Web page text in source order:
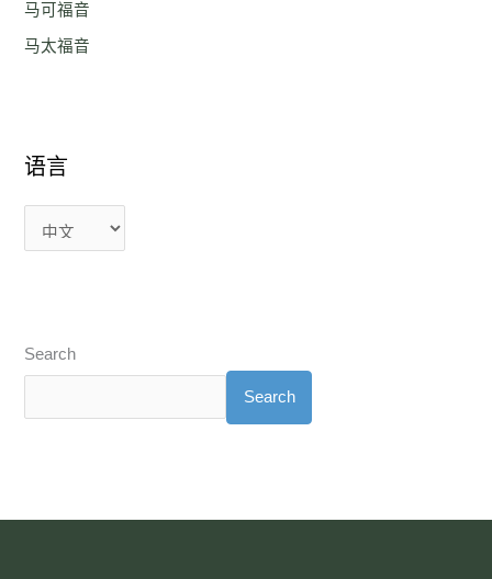
马可福音
马太福音
语言
Search
Search